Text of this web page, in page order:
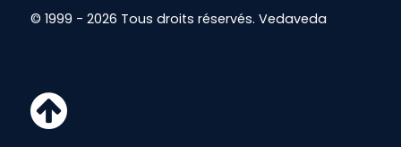
© 1999 - 2026 Tous droits réservés. Vedaveda